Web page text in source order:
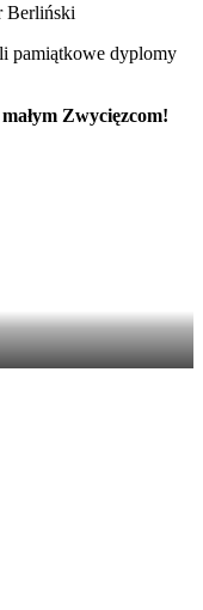
Berliński
dyplomy
Zwycięzcom!